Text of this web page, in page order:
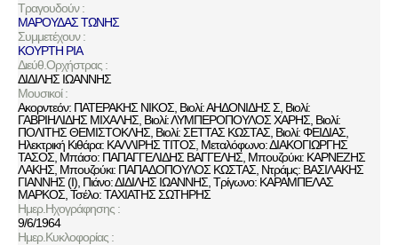
Τραγουδούν :
ΜΑΡΟΥΔΑΣ ΤΩΝΗΣ
Συμμετέχουν :
ΚΟΥΡΤΗ ΡΙΑ
Διεύθ.Ορχήστρας :
ΔΙΔΙΛΗΣ ΙΩΑΝΝΗΣ
Μουσικοί :
Ακορντεόν: ΠΑΤΕΡΑΚΗΣ ΝΙΚΟΣ, Βιολί: ΑΗΔΟΝΙΔΗΣ Σ, Βιολί:
ΓΑΒΡΙΗΛΙΔΗΣ ΜΙΧΑΛΗΣ, Βιολί: ΛΥΜΠΕΡΟΠΟΥΛΟΣ ΧΑΡΗΣ, Βιολί:
ΠΟΛΙΤΗΣ ΘΕΜΙΣΤΟΚΛΗΣ, Βιολί: ΣΕΤΤΑΣ ΚΩΣΤΑΣ, Βιολί: ΦΕΙΔΙΑΣ,
Ηλεκτρική Κιθάρα: ΚΑΛΛΙΡΗΣ ΤΙΤΟΣ, Μεταλόφωνο: ΔΙΑΚΟΓΙΩΡΓΗΣ
ΤΑΣΟΣ, Μπάσο: ΠΑΠΑΓΓΕΛΙΔΗΣ ΒΑΓΓΕΛΗΣ, Μπουζούκι: ΚΑΡΝΕΖΗΣ
ΛΑΚΗΣ, Μπουζούκι: ΠΑΠΑΔΟΠΟΥΛΟΣ ΚΩΣΤΑΣ, Ντράμς: ΒΑΣΙΛΑΚΗΣ
ΓΙΑΝΝΗΣ (Ι), Πιάνο: ΔΙΔΙΛΗΣ ΙΩΑΝΝΗΣ, Τρίγωνο: ΚΑΡΑΜΠΕΛΑΣ
ΜΑΡΚΟΣ, Τσέλο: ΤΑΧΙΑΤΗΣ ΣΩΤΗΡΗΣ
Ημερ.Ηχογράφησης :
9/6/1964
Ημερ.Κυκλοφορίας :